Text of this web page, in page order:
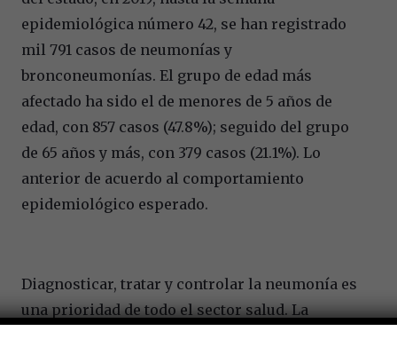
epidemiológica número 42, se han registrado
mil 791 casos de neumonías y
bronconeumonías. El grupo de edad más
afectado ha sido el de menores de 5 años de
edad, con 857 casos (47.8%); seguido del grupo
de 65 años y más, con 379 casos (21.1%). Lo
anterior de acuerdo al comportamiento
epidemiológico esperado.
Diagnosticar, tratar y controlar la neumonía es
una prioridad de todo el sector salud. La